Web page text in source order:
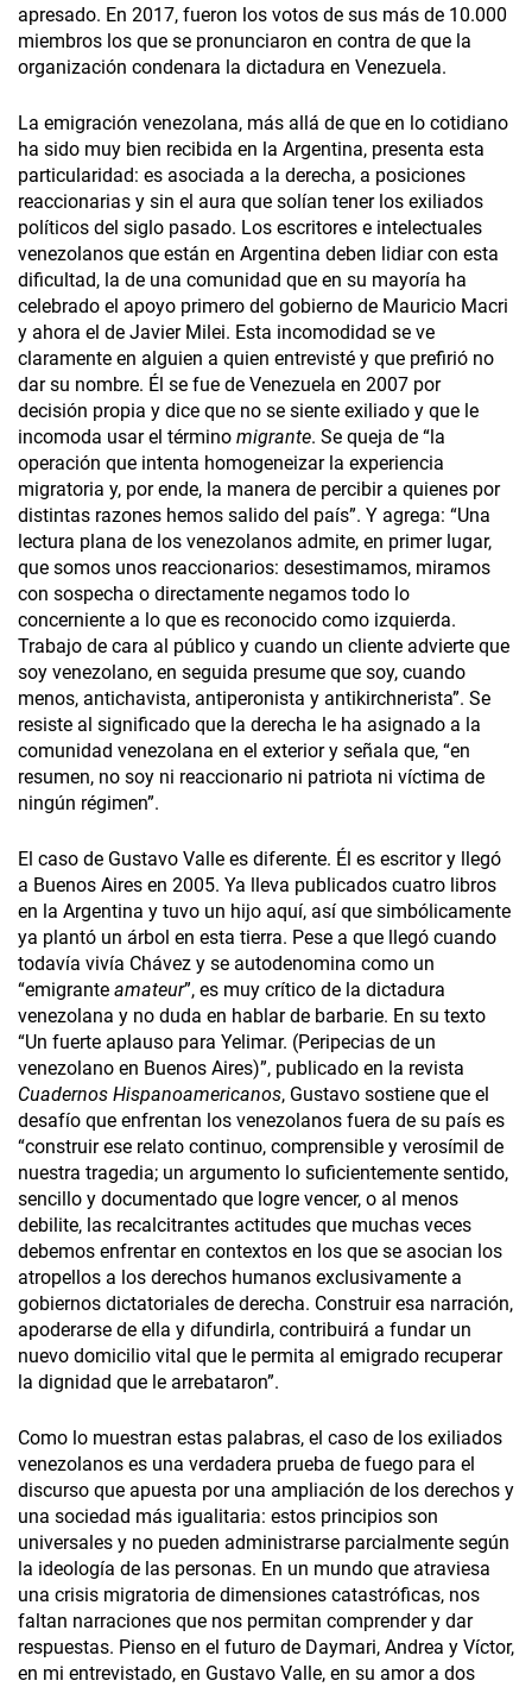
apresado. En 2017, fueron los votos de sus más de 10.000
miembros los que se pronunciaron en contra de que la
organización condenara la dictadura en Venezuela.
La emigración venezolana, más allá de que en lo cotidiano
ha sido muy bien recibida en la Argentina, presenta esta
particularidad: es asociada a la derecha, a posiciones
reaccionarias y sin el aura que solían tener los exiliados
políticos del siglo pasado. Los escritores e intelectuales
venezolanos que están en Argentina deben lidiar con esta
dificultad, la de una comunidad que en su mayoría ha
celebrado el apoyo primero del gobierno de Mauricio Macri
y ahora el de Javier Milei. Esta incomodidad se ve
claramente en alguien a quien entrevisté y que prefirió no
dar su nombre. Él se fue de Venezuela en 2007 por
decisión propia y dice que no se siente exiliado y que le
incomoda usar el término migrante. Se queja de “la
operación que intenta homogeneizar la experiencia
migratoria y, por ende, la manera de percibir a quienes por
distintas razones hemos salido del país”. Y agrega: “Una
lectura plana de los venezolanos admite, en primer lugar,
que somos unos reaccionarios: desestimamos, miramos
con sospecha o directamente negamos todo lo
concerniente a lo que es reconocido como izquierda.
Trabajo de cara al público y cuando un cliente advierte que
soy venezolano, en seguida presume que soy, cuando
menos, antichavista, antiperonista y antikirchnerista”. Se
resiste al significado que la derecha le ha asignado a la
comunidad venezolana en el exterior y señala que, “en
resumen, no soy ni reaccionario ni patriota ni víctima de
ningún régimen”.
El caso de Gustavo Valle es diferente. Él es escritor y llegó
a Buenos Aires en 2005. Ya lleva publicados cuatro libros
en la Argentina y tuvo un hijo aquí, así que simbólicamente
ya plantó un árbol en esta tierra. Pese a que llegó cuando
todavía vivía Chávez y se autodenomina como un
“emigrante amateur”, es muy crítico de la dictadura
venezolana y no duda en hablar de barbarie. En su texto
“Un fuerte aplauso para Yelimar. (Peripecias de un
venezolano en Buenos Aires)”, publicado en la revista
Cuadernos Hispanoamericanos, Gustavo sostiene que el
desafío que enfrentan los venezolanos fuera de su país es
“construir ese relato continuo, comprensible y verosímil de
nuestra tragedia; un argumento lo suficientemente sentido,
sencillo y documentado que logre vencer, o al menos
debilite, las recalcitrantes actitudes que muchas veces
debemos enfrentar en contextos en los que se asocian los
atropellos a los derechos humanos exclusivamente a
gobiernos dictatoriales de derecha. Construir esa narración,
apoderarse de ella y difundirla, contribuirá a fundar un
nuevo domicilio vital que le permita al emigrado recuperar
la dignidad que le arrebataron”.
Como lo muestran estas palabras, el caso de los exiliados
venezolanos es una verdadera prueba de fuego para el
discurso que apuesta por una ampliación de los derechos y
una sociedad más igualitaria: estos principios son
universales y no pueden administrarse parcialmente según
la ideología de las personas. En un mundo que atraviesa
una crisis migratoria de dimensiones catastróficas, nos
faltan narraciones que nos permitan comprender y dar
respuestas. Pienso en el futuro de Daymari, Andrea y Víctor,
en mi entrevistado, en Gustavo Valle, en su amor a dos